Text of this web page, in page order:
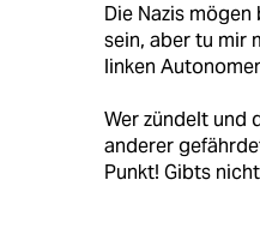
Die Nazis
sein, aber tu mir
linken
Wer zündelt und
anderer
Punkt! Gibts